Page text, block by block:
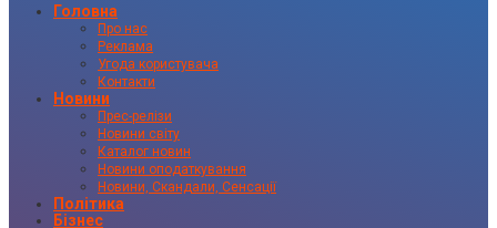
Головна
Про нас
Реклама
Угода користувача
Контакти
Новини
Прес-релізи
Новини світу
Каталог новин
Новини оподаткування
Новини, Скандали, Сенсації
Політика
Бізнес